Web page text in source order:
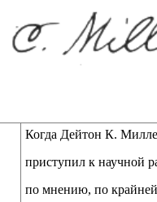
Когда Дейтон К.
приступил к научной
по мнению, по